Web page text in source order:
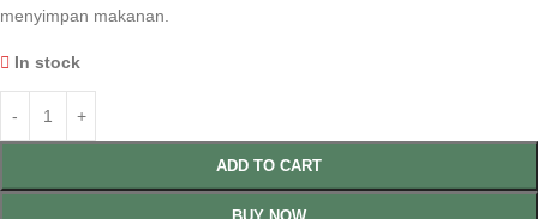
menyimpan makanan.
In stock
ADD TO CART